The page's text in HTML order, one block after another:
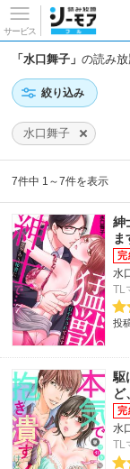
サービス
「水口舞子」の読み
絞り込み
水口舞子
7件中 1～7件を表示
紳
ま
水
TL
投
駆
ど
水
TL